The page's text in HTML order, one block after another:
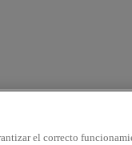
el correcto